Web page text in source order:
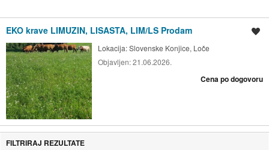
EKO krave LIMUZIN, LISASTA, LIM/LS Prodam
Lokacija:Slovenske Konjice, Loče
Objavljen:21.06.2026.
Cena po dogovoru
FILTRIRAJ REZULTATE